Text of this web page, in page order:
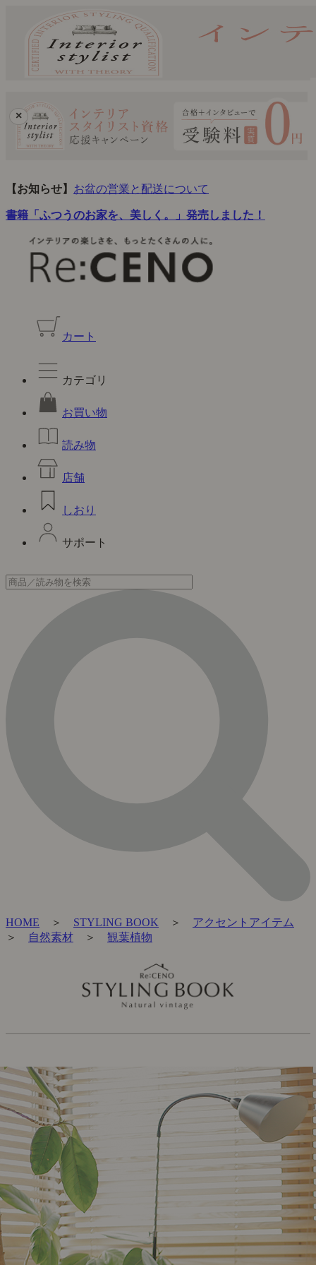
×
【お知らせ】 お盆の営業と配送について
書籍「ふつうのお家を、美しく。」発売しました！
カート
カテゴリ
お買い物
読み物
店舗
しおり
サポート
HOME ＞ STYLING BOOK ＞ アクセントアイテム
＞
自然素材 ＞ 観葉植物